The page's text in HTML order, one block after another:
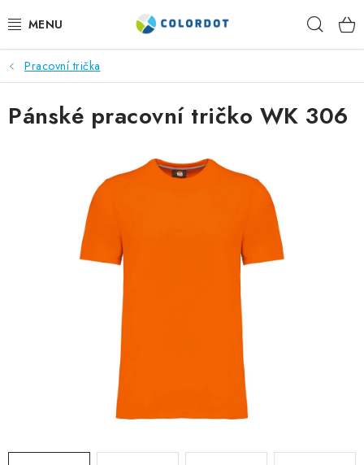
na
REKLAMNÍ TEXTIL
REKLAMNÍ PŘEDMĚTY
PRACOVNÍ OBLEČENÍ
POTISK TEXTILU
REFLEXNÍ NAŽEHLOVAČKY
TEXTIL S VLASTNÍM POTISKEM
Pracovní trička
Pánské pracovní tričko WK 306